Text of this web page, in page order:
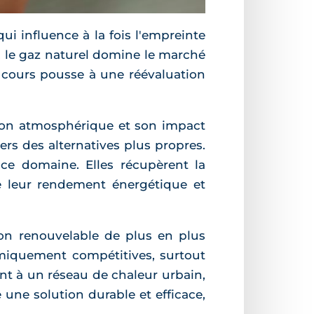
influence à la fois l'empreinte
gaz naturel domine le marché
pousse à une réévaluation
atmosphérique et son impact
des alternatives plus propres.
domaine. Elles récupèrent la
leur rendement énergétique et
renouvelable de plus en plus
compétitives, surtout
à un réseau de chaleur urbain,
solution durable et efficace,